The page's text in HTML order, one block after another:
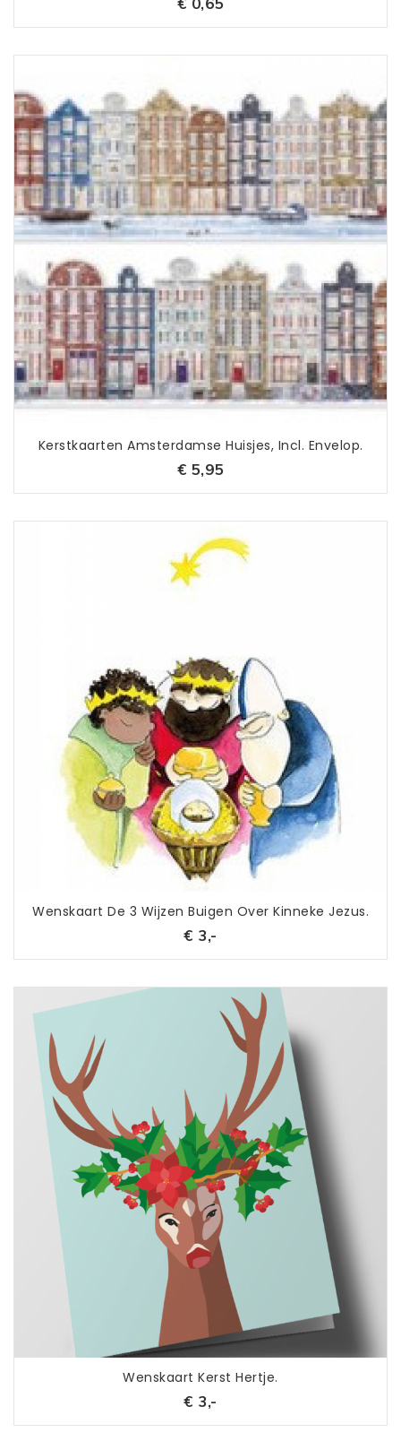
Kerstkaarten Amsterdamse Huisjes, Incl. Envelop.
€ 5,95
Wenskaart De 3 Wijzen Buigen Over Kinneke Jezus.
€ 3,-
Wenskaart Kerst Hertje.
€ 3,-